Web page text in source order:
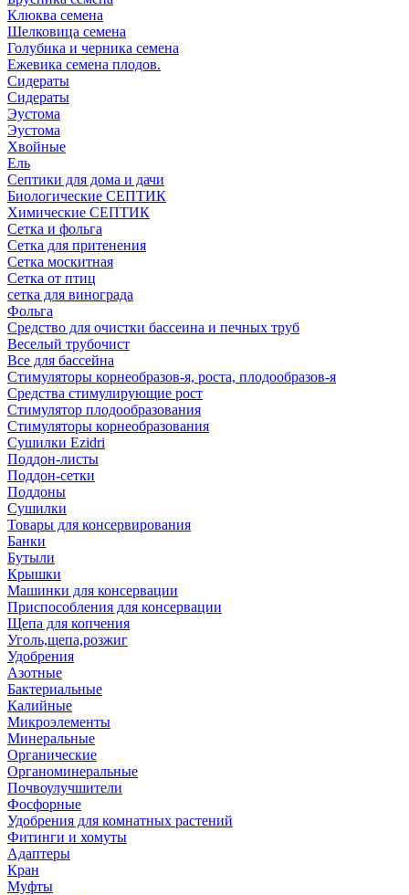
Клюква семена
Шелковица семена
Голубика и черника семена
Ежевика семена плодов.
Сидераты
Сидераты
Эустома
Эустома
Хвойные
Ель
Септики для дома и дачи
Биологические СЕПТИК
Химические СЕПТИК
Сетка и фольга
Сетка для притенения
Сетка москитная
Сетка от птиц
сетка для винограда
Фольга
Средство для очистки бассеина и печных труб
Веселый трубочист
Все для бассейна
Стимуляторы корнеобразов-я, роста, плодообразов-я
Средства стимулирующие рост
Стимулятор плодообразования
Стимуляторы корнеобразования
Сушилки Ezidri
Поддон-листы
Поддон-сетки
Поддоны
Сушилки
Товары для консервирования
Банки
Бутыли
Крышки
Машинки для консервации
Приспособления для консервации
Щепа для копчения
Уголь,щепа,розжиг
Удобрения
Азотные
Бактериальные
Калийные
Микроэлементы
Минеральные
Органические
Органоминеральные
Почвоулучшители
Фосфорные
Удобрения для комнатных растений
Фитинги и хомуты
Адаптеры
Кран
Муфты